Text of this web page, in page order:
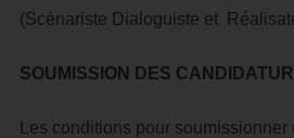
(Scénariste Dialoguiste et
SOUMISSION DES
Les conditions pour